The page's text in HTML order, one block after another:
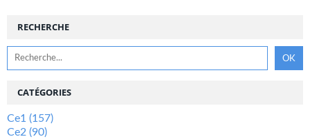
RECHERCHE
CATÉGORIES
Ce1 (157)
Ce2 (90)